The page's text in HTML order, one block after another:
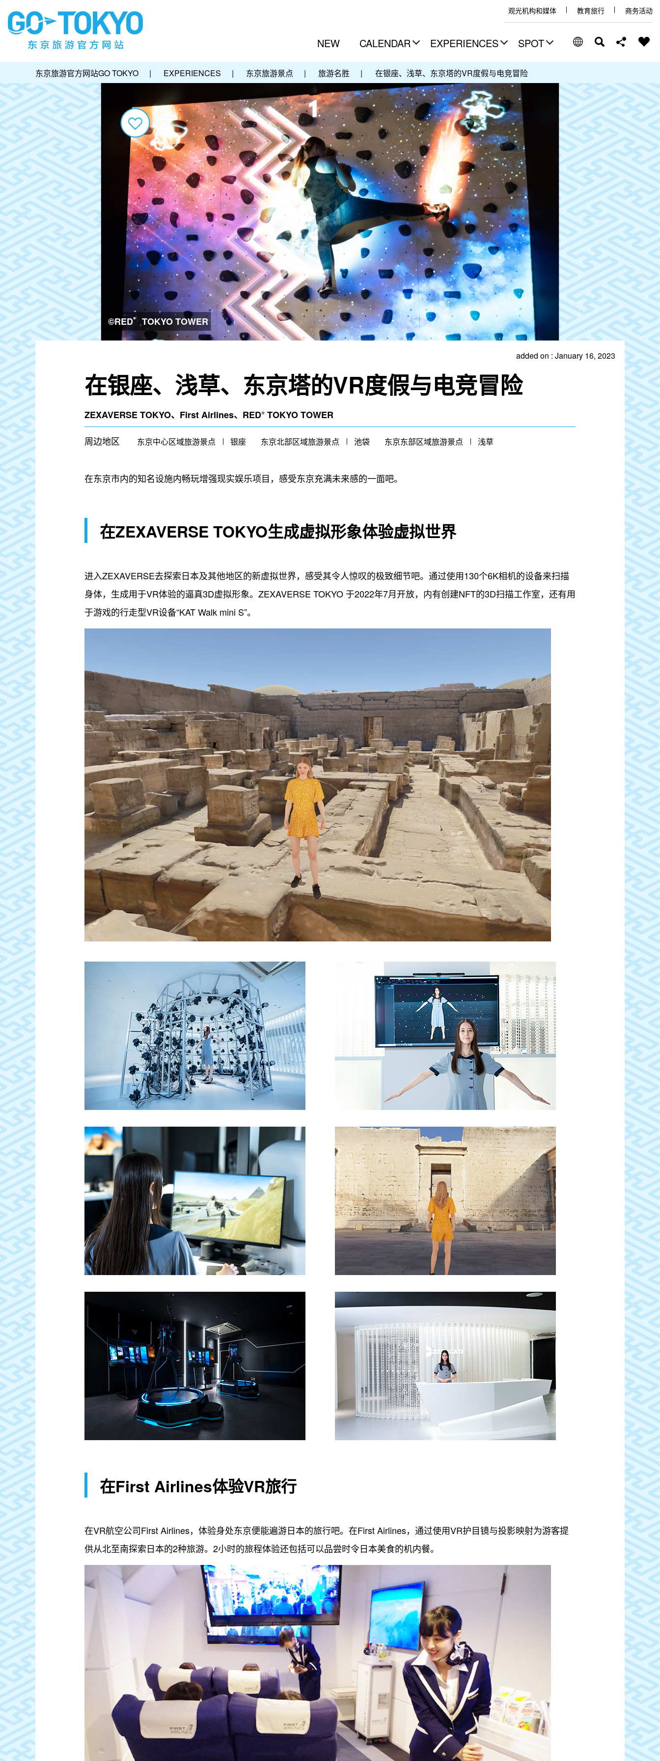
观光机构和媒体 教育旅行 商务活动
NEW CALENDAR EXPERIENCES SPOT
东京旅游官方网站GO TOKYO | EXPERIENCES | 东京旅游景点 | 旅游名胜 | 在银座、浅草、东京塔的VR度假与电竞冒险
©RED゜TOKYO TOWER
added on : January 16, 2023
在银座、浅草、东京塔的VR度假与电竞冒险
ZEXAVERSE TOKYO、First Airlines、RED° TOKYO TOWER
周边地区 东京中心区域旅游景点 银座 东京北部区域旅游景点 池袋 东京东部区域旅游景点 浅草
在东京市内的知名设施内畅玩增强现实娱乐项目，感受东京充满未来感的一面吧。
在ZEXAVERSE TOKYO生成虚拟形象体验虚拟世界
进入ZEXAVERSE去探索日本及其他地区的新虚拟世界，感受其令人惊叹的极致细节吧。通过使用130个6K相机的设备来扫描
身体，生成用于VR体验的逼真3D虚拟形象。ZEXAVERSE TOKYO 于2022年7月开放，内有创建NFT的3D扫描工作室，还有用
于游戏的行走型VR设备“KAT Walk mini S”。
在First Airlines体验VR旅行
在VR航空公司First Airlines，体验身处东京便能遍游日本的旅行吧。在First Airlines，通过使用VR护目镜与投影映射为游客提
供从北至南探索日本的2种旅游。2小时的旅程体验还包括可以品尝时令日本美食的机内餐。